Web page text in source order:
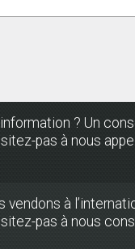
? Un
pas à nous
vendons à
pas à nous